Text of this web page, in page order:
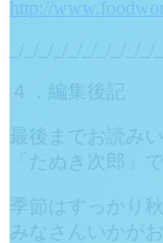
http://
４．編集後記
最後までお読み
「たぬき次郎」で
季節はすっかり
みなさんいかが